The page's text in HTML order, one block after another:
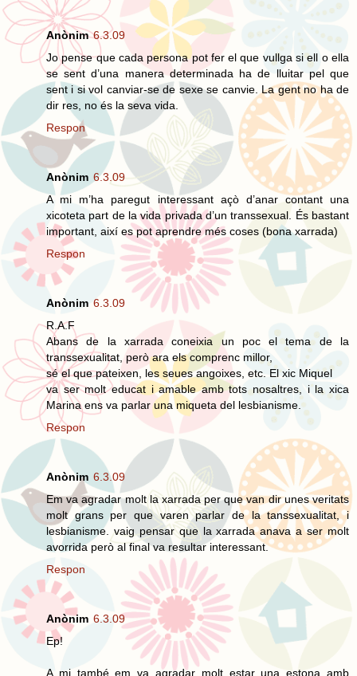
Anònim 6.3.09
Jo pense que cada persona pot fer el que vullga si ell o ella
se sent d’una manera determinada ha de lluitar pel que
sent i si vol canviar-se de sexe se canvie. La gent no ha de
dir res, no és la seva vida.
Respon
Anònim 6.3.09
A mi m’ha paregut interessant açò d’anar contant una
xicoteta part de la vida privada d’un transsexual. És bastant
important, així es pot aprendre més coses (bona xarrada)
Respon
Anònim 6.3.09
R.A.F
Abans de la xarrada coneixia un poc el tema de la
transsexualitat, però ara els comprenc millor,
sé el que pateixen, les seues angoixes, etc. El xic Miquel
va ser molt educat i amable amb tots nosaltres, i la xica
Marina ens va parlar una miqueta del lesbianisme.
Respon
Anònim 6.3.09
Em va agradar molt la xarrada per que van dir unes veritats
molt grans per que varen parlar de la tanssexualitat, i
lesbianisme. vaig pensar que la xarrada anava a ser molt
avorrida però al final va resultar interessant.
Respon
Anònim 6.3.09
Ep!
A mi també em va agradar molt estar una estona amb